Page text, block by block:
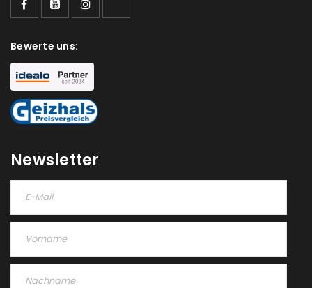
Bewerte uns:
Newsletter